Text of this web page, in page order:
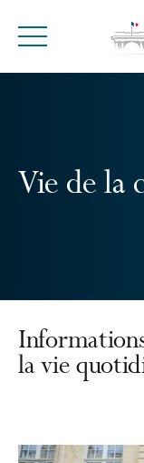
Menu
Vie de la
la vie